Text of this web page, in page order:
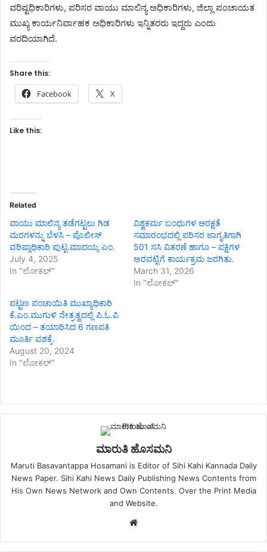
ವರಿಷ್ಟಧಿಕಾರಿಗಳು, ಪರಿಸರ ವಾಯು ಮಾಲಿನ್ಯ ಅಧಿಕಾರಿಗಳು, ಜಿಲ್ಲಾ ಪಂಚಾಯತ
ಮುಖ್ಯ ಕಾರ್ಯನಿರ್ವಾಹಕ ಅಧಿಕಾರಿಗಳು ಇನ್ನಿತರರು ಇದ್ದರು ಎಂದು
ವರದಿಯಾಗಿದೆ.
Share this:
Facebook X
Like this:
Related
ವಾಯು ಮಾಲಿನ್ಯ ತಡೆಗಟ್ಟಲು ಗಿಡ
ಮರಗಳನ್ನು ಬೆಳಸಿ – ಪೊಲೀಸ್
ವರಿಷ್ಠಾಧಿಕಾರಿ ಪುಟ್ಟ.ಮಾದಯ್ಯ ಎಂ.
July 4, 2025
In "ಲೋಕಲ್"
ವಿಶ್ವಕರ್ಮ ಬಂಧುಗಳ ಆರಕ್ಷತೆ
ಸಮಾರಂಭದಲ್ಲಿ ಪರಿಸರ ಜಾಗೃತಿಗಾಗಿ
501 ಸಸಿ ವಿತರಣೆ ಹಾಗೂ – ಪಕ್ಷಿಗಳ
ಅರವಟ್ಟಿಗೆ ಕಾರ್ಯಕ್ರಮ ಜರಗಿತು.
March 31, 2026
In "ಲೋಕಲ್"
ಪಟ್ಟಣ ಪಂಚಾಯಿತಿ ಮುಖ್ಯಾಧಿಕಾರಿ
ಕೆ.ಎಂ.ಮುಗುಳಿ ನೇತ್ರತ್ವದಲ್ಲಿ ಪಿ.ಓ.ಪಿ
ಯಿಂದ – ತಯಾರಿಸಿದ 6 ಗಣಪತಿ
ಮೂರ್ತಿ ವಶಕ್ಕೆ.
August 20, 2024
In "ಲೋಕಲ್"
ಮಾರುತಿ ಹೊಸಮನಿ
Maruti Basavantappa Hosamani is Editor of Sihi Kahi Kannada Daily
News Paper. Sihi Kahi News Daily Publishing News Contents from
His Own News Network and Own Contents. Over the Print Media
and Website.
Website